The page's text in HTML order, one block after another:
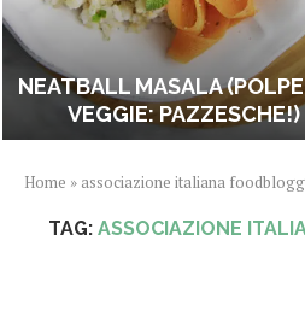
NEATBALL MASALA
VEGGIE: PAZZESCHE!)
Home » associazione italiana
TAG: ASSOCIAZIONE